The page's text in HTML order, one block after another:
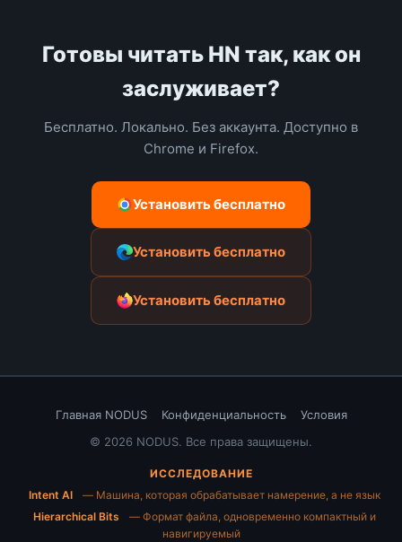
Готовы читать HN так, как он
заслуживает?
Бесплатно. Локально. Без аккаунта. Доступно в
Chrome и Firefox.
Установить бесплатно
Установить бесплатно
Установить бесплатно
Главная NODUS Конфиденциальность
Условия
© 2026 NODUS. Все права защищены.
ИССЛЕДОВАНИЕ
Intent AI
— Машина, которая обрабатывает намерение, а не язык
Hierarchical Bits
— Формат файла, одновременно компактный и
навигируемый